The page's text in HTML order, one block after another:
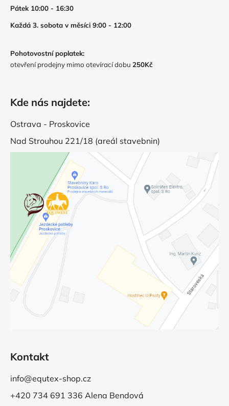
Pátek 10:00 - 16:30
Každá 3. sobota v měsíci 9:00 - 12:00
Pohotovostní poplatek:
otevření prodejny mimo otevírací dobu 250Kč
Kde nás najdete:
Ostrava - Proskovice
Nad Strouhou 221/18 (areál stavebnin)
Kontakt
info@equtex-shop.cz
+420 734 691 336 Alena Bendová